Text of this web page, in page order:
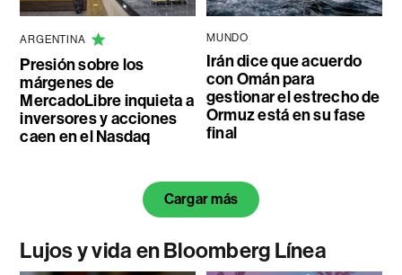
ARGENTINA
Presión sobre los
márgenes de
MercadoLibre inquieta a
inversores y acciones
caen en el Nasdaq
MUNDO
Irán dice que acuerdo
con Omán para
gestionar el estrecho de
Ormuz está en su fase
final
Cargar más
Lujos y vida en Bloomberg Línea